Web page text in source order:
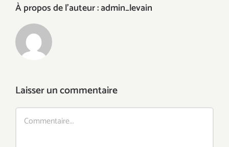
À propos de l'auteur :admin_levain
Laisser un commentaire
Commentaire